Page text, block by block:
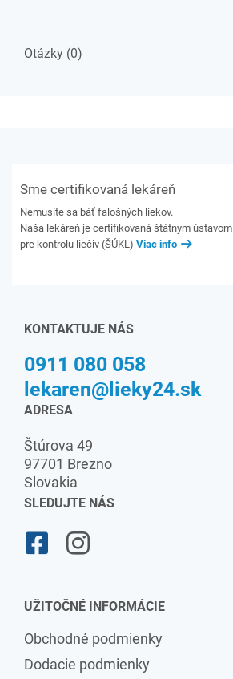
Otázky (0)
Sme certifikovaná lekáreň
Nemusíte sa báť falošných liekov.
Naša lekáreň je certifikovaná štátnym ústavom
pre kontrolu liečiv (ŠÚKL) Viac info
KONTAKTUJE NÁS
0911 080 058
lekaren@lieky24.sk
ADRESA
Štúrova 49
97701 Brezno
Slovakia
SLEDUJTE NÁS
UŽITOČNÉ INFORMÁCIE
Obchodné podmienky
Dodacie podmienky